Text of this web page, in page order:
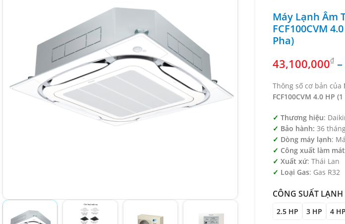
Máy Lạnh Âm
FCF100CVM
Pha)
43,100,000₫ –
Thông số cơ bản của
FCF100CVM 4.0 HP
Thương hiệu:
Bảo hành: 36
Dòng máy lạnh:
Công xuất làm mát
Xuất xứ: Thái Lan
Loại Gas: Gas R32
CÔNG SUẤT LẠNH
2.5 HP 3 HP 4 HP